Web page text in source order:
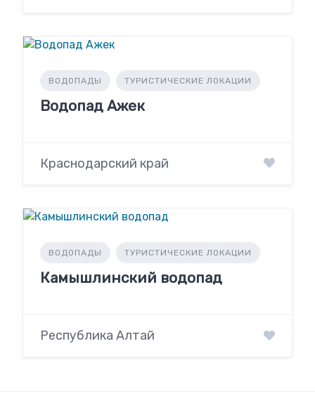
ВОДОПАДЫ ТУРИСТИЧЕСКИЕ ЛОКАЦИИ
Водопад Ажек
Краснодарский край
ВОДОПАДЫ ТУРИСТИЧЕСКИЕ ЛОКАЦИИ
Камышлинский водопад
Республика Алтай